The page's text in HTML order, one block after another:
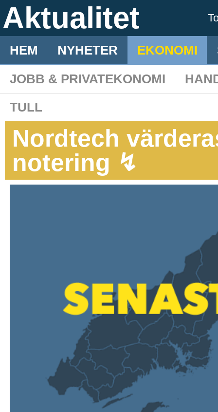
Aktualitet
HEM NYHETER EKONOMI
JOBB & PRIVATEKONOMI
TULL
Nordtech
notering ↯